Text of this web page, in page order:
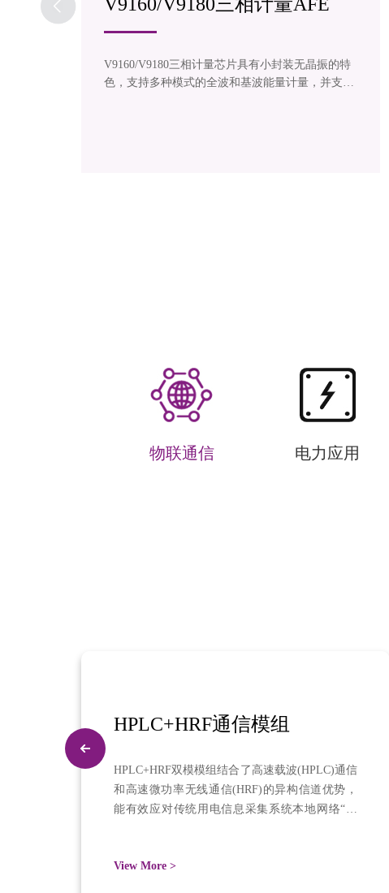
V9160/V9180三相计量芯片具有小封装无晶振的特
色，支持多种模式的全波和基波能量计量，并支持
物联通信 电力应用
HPLC+HRF通信模组
HPLC+HRF双模模组结合了高速载波(HPLC)通信
和高速微功率无线通信(HRF)的异构信道优势，
能有效应对传统用电信息采集系统本地网络“孤
求，通信成功率极高，已取得国家电网双模认证
View More >